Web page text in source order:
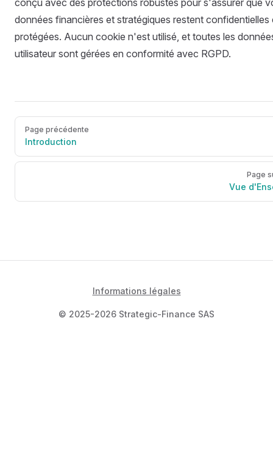
conçu avec des protections robustes pour s'assurer que
données financières et stratégiques restent confidentielles
protégées. Aucun cookie n'est utilisé, et toutes les
utilisateur sont gérées en conformité avec RGPD.
Page précédente
Introduction
Page
Vue
Informations légales
© 2025-2026 Strategic-Finance SAS